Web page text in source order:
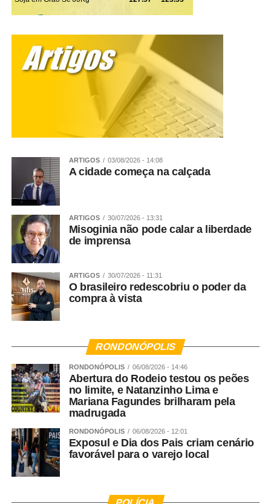
ARTIGOS 03/08/2026 - 14:08
A cidade começa na calçada
ARTIGOS 30/07/2026 - 13:31
Misoginia não pode calar a liberdade
de imprensa
ARTIGOS 30/07/2026 - 11:31
O brasileiro redescobriu o poder da
compra à vista
RONDONÓPOLIS
RONDONÓPOLIS 06/08/2026 - 14:46
Abertura do Rodeio testou os peões
no limite, e Natanzinho Lima e
Mariana Fagundes brilharam pela
madrugada
RONDONÓPOLIS 06/08/2026 - 12:01
Exposul e Dia dos Pais criam cenário
favorável para o varejo local